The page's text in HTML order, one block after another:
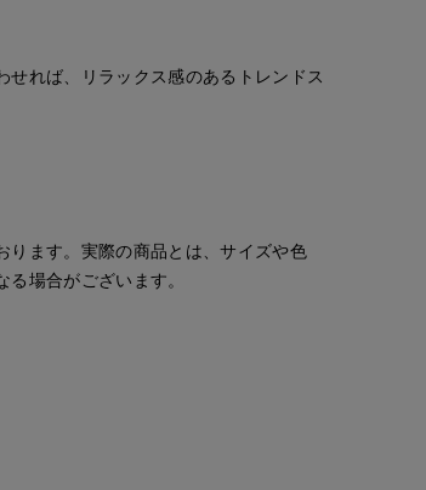
れば、リラックス感のあるトレンドス
ります。実際の商品とは、サイズや色
場合がございます。